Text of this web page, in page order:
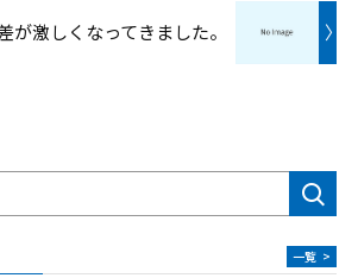
〉
が激しくなってきました。
一覧 >